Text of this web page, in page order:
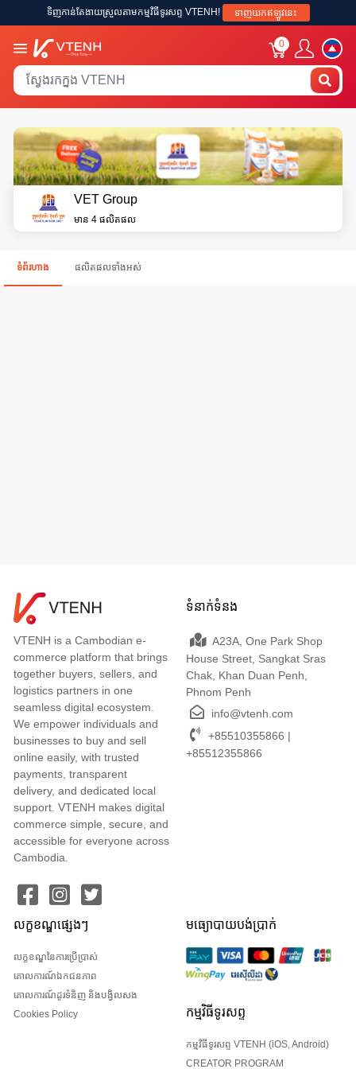
ទិញកាន់តែងាយស្រួលតាមកម្មវិធីទូរសព្ទ VTENH! ទាញយកឥឡូវនេះ
0
VET Group
មាន 4 ផលិតផល
ទំព័រហាង ផលិតផលទាំងអស់
VTENH is a Cambodian e-
commerce platform that brings
together buyers, sellers, and
logistics partners in one
seamless digital ecosystem.
We empower individuals and
businesses to buy and sell
online easily, with trusted
payments, transparent
delivery, and dedicated local
support. VTENH makes digital
commerce simple, secure, and
accessible for everyone across
Cambodia.
ទំនាក់ទំនង
A23A, One Park Shop
House Street, Sangkat Sras
Chak, Khan Duan Penh,
Phnom Penh
info@vtenh.com
+85510355866 |
+85512355866
លក្ខខណ្ឌផ្សេងៗ
លក្ខខណ្ឌនៃការប្រើប្រាស់
គោលការណ៍ឯកជនភាព
គោលការណ៍ដូរទំនិញ និងបង្វិលសង
Cookies Policy
មធ្យោបាយបង់ប្រាក់
កម្មវិធីទូរសព្ទ
កម្មវិធីទូរសព្ទ VTENH (iOS, Android)
CREATOR PROGRAM